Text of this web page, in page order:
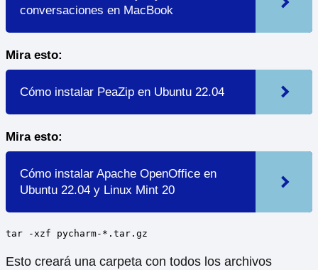
conversaciones en MacBook
Mira esto:
Cómo instalar PeaZip en Ubuntu 22.04
Mira esto:
Cómo instalar Apache OpenOffice en
Ubuntu 22.04 y Linux Mint 20
tar -xzf pycharm-*.tar.gz
Esto creará una carpeta con todos los archivos